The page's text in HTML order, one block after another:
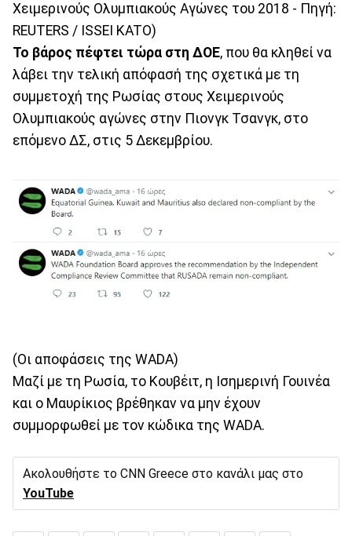
Χειμερινούς Ολυμπιακούς Αγώνες του 2018 - Πηγή:
REUTERS / ISSEI KATO)
Το βάρος πέφτει τώρα στη ΔΟΕ, που θα κληθεί να
λάβει την τελική απόφασή της σχετικά με τη
συμμετοχή της Ρωσίας στους Χειμερινούς
Ολυμπιακούς αγώνες στην Πιονγκ Τσανγκ, στο
επόμενο ΔΣ, στις 5 Δεκεμβρίου.
(Οι αποφάσεις της WADA)
Μαζί με τη Ρωσία, το Κουβέιτ, η Ισημερινή Γουινέα
και ο Μαυρίκιος βρέθηκαν να μην έχουν
συμμορφωθεί με τον κώδικα της WADA.
Ακολουθήστε το CNN Greece στο κανάλι μας στο
YouTube